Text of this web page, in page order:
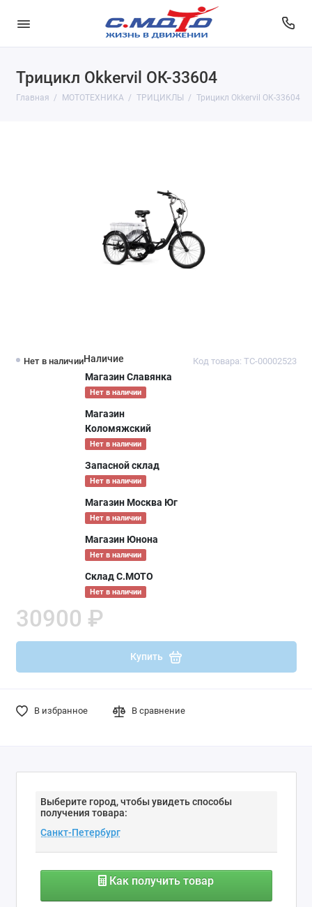
Трицикл Okkervil ОК-33604
Главная МОТОТЕХНИКА ТРИЦИКЛЫ Трицикл Okkervil ОК-33604
Нет в наличии Код товара: ТС-00002523
Наличие
Магазин Славянка
Нет в наличии
Магазин
Коломяжский
Нет в наличии
Запасной склад
Нет в наличии
Магазин Москва Юг
Нет в наличии
Магазин Юнона
Нет в наличии
Склад С.МОТО
Нет в наличии
30900 ₽
Купить
В избранное В сравнение
Выберите город, чтобы увидеть способы
получения товара:
Как получить товар